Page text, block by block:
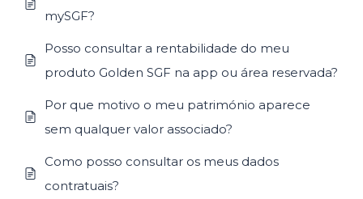
mySGF?
Posso consultar a rentabilidade do meu
produto Golden SGF na app ou área reservada?
Por que motivo o meu património aparece
sem qualquer valor associado?
Como posso consultar os meus dados
contratuais?